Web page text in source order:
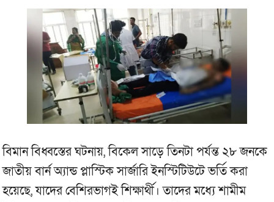
বিমান বিধ্বস্তের ঘটনায়, বিকেল সাড়ে তিনটা পর্যন্ত ২৮ জনকে
জাতীয় বার্ন অ্যান্ড প্লাস্টিক সার্জারি ইনস্টিটিউটে ভর্তি করা
হয়েছে, যাদের বেশিরভাগই শিক্ষার্থী। তাদের মধ্যে শামীম